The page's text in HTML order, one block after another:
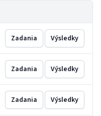
Zadania Výsledky
Zadania Výsledky
Zadania Výsledky